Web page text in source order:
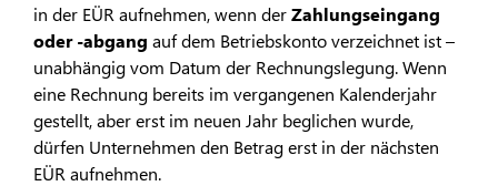
in der EÜR aufnehmen, wenn derZahlungseingang
oder -abgang auf dem Betriebskonto verzeichnet ist –
unabhängig vom Datum der Rechnungslegung. Wenn
eine Rechnung bereits im vergangenen Kalenderjahr
gestellt, aber erst im neuen Jahr beglichen wurde,
dürfen Unternehmen den Betrag erst in der nächsten
EÜR aufnehmen.